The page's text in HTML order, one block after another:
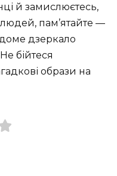
й замислюєтесь,
пам’ятайте —
дзеркало
бійтеся
образи на